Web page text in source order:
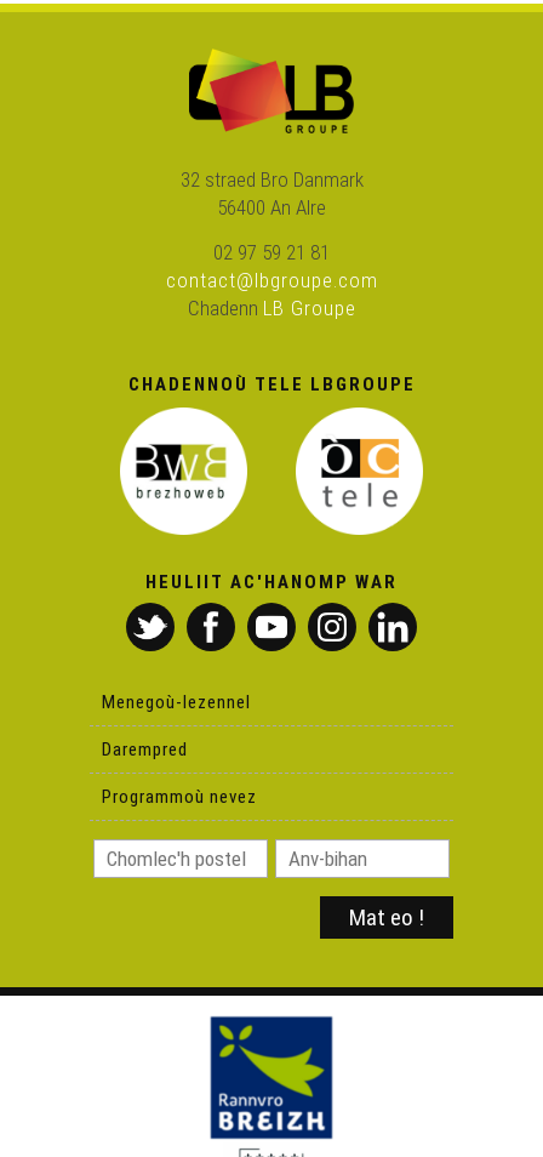
Ken Tuch' 240 – Emgav e Douarn'
Ken Tuch' 243 – DAO Dream
Ken Tuch' 244 – Plinn mod nevez
Ken Tuch' 245 – Te ’oar mat
Ken Tuch' 246 – Amañ zo kig, amañ zo fars !
Ken Tuch' 247 – Baby-sitting
Ken Tuch' 248 – Gouel e revr kozh
Ken Tuch' 249 – Pebezh labour !
Ken Tuch' 250 – Koll boued
Ken Tuch' 251 – Kened kegin
Ken Tuch' 252 – Bevet ar vakañsoù !
Ken Tuch' 253 - Labour noz
32 straed Bro Danmark
56400 An Alre
02 97 59 21 81
contact@lbgroupe.com
Chadenn LB Groupe
CHADENNOÙ TELE LBGROUPE
HEULIIT AC'HANOMP WAR
Menegoù-lezennel
Darempred
Programmoù nevez